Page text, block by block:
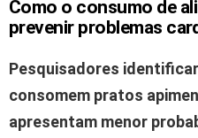
Como o consumo de
prevenir problemas
Pesquisadores
consomem pratos
apresentam menor